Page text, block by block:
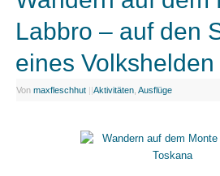
Labbro – auf den
eines Volkshelden
Von maxfleschhut Aktivitäten, Ausflüge